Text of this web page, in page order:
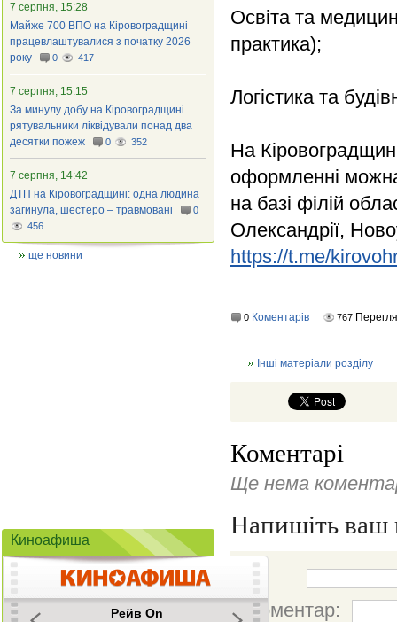
Освіта та
практика);
Логістика та
На
оформленні
на базі філій
Олександрії,
https://t.me/
0 Коментарів 767
Інші матеріали розділу
Коментарі
Ще нема
Напишіть ваш
Коментар:
7 серпня, 15:28
Майже 700 ВПО на Кіровоградщині
працевлаштувалися з початку 2026
року
0 417
7 серпня, 15:15
За минулу добу на Кіровоградщині
рятувальники ліквідували понад два
десятки пожеж
0 352
7 серпня, 14:42
ДТП на Кіровоградщині: одна людина
загинула, шестеро – травмовані
0
456
ще новини
Киноафиша